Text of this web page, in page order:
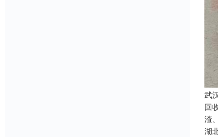
武
回
渣
湖